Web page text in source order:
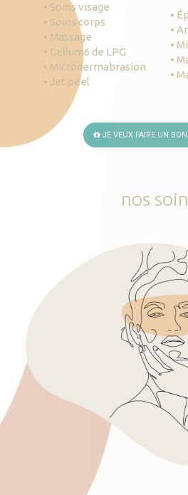
• Soins visage
• Soins corps
• Massage
• Cellum6 de LPG
• Microdermabrasion
• Jet peel
•
•
•
•
•
JE VEUX FAIRE UN
nos